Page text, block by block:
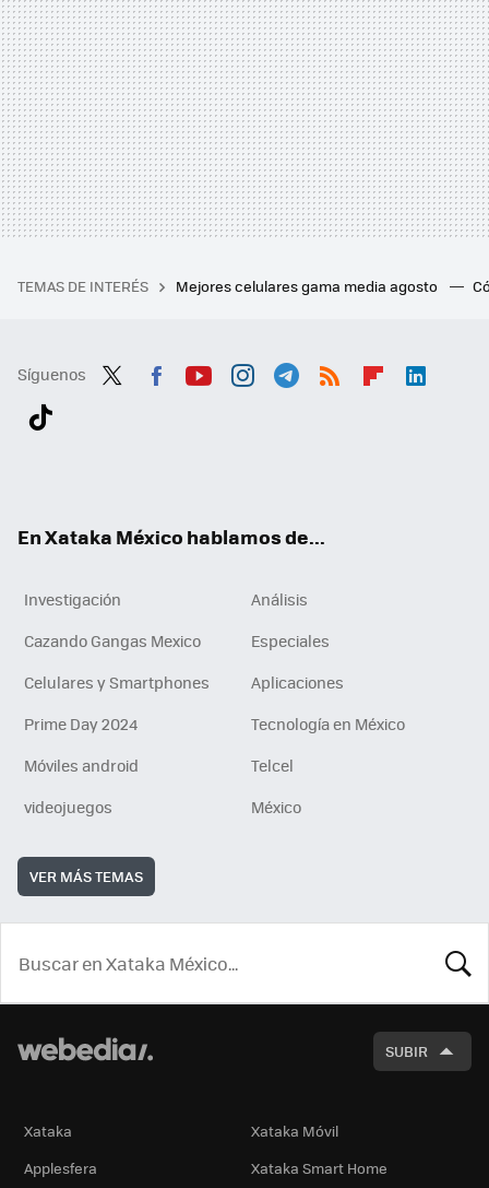
TEMAS DE INTERÉS Mejores celulares gama media agosto
Síguenos
En Xataka México hablamos de...
Investigación
Análisis
Cazando Gangas Mexico
Especiales
Celulares y Smartphones
Aplicaciones
Prime Day 2024
Tecnología en México
Móviles android
Telcel
videojuegos
México
VER MÁS TEMAS
SUBIR
Xataka
Xataka Móvil
Applesfera
Xataka Smart Home